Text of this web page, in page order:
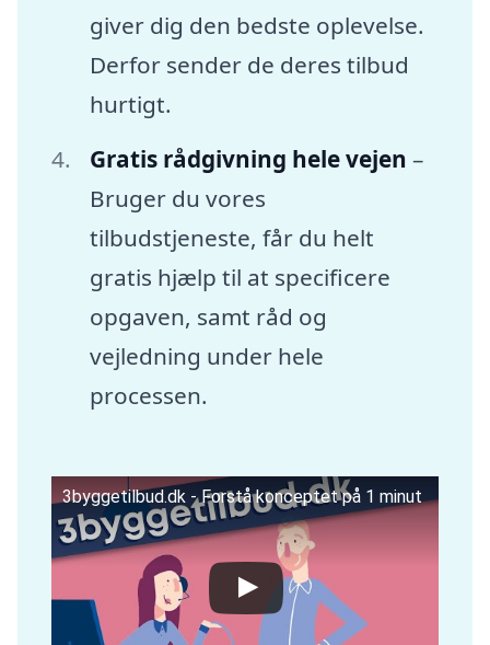
giver dig den bedste oplevelse.
Derfor sender de deres tilbud
hurtigt.
Gratis rådgivning hele vejen –
Bruger du vores
tilbudstjeneste, får du helt
gratis hjælp til at specificere
opgaven, samt råd og
vejledning under hele
processen.
3byggetilbud.dk - Forstå konceptet på 1 minut